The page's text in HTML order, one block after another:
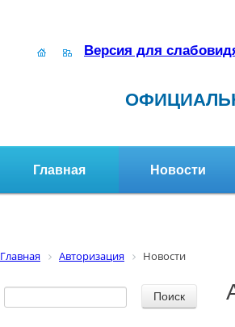
Версия для
Главная Новости
Главная Авторизация Новости